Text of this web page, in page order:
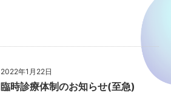
2022年1月22日
臨時診療体制のお知らせ(至急)